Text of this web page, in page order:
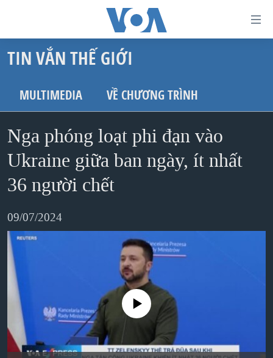
dẫn
truy
cập
dung
chính
Tới
hướng
chính
Đi
"Tìm"
TRANG CHỦ
VIỆT NAM
HOA KỲ
BIỂN ĐÔNG
THẾ GIỚI
BLOG
DIỄN ĐÀN
MỤC
TỰ DO BÁO CHÍ
NGƯỜI VIỆT HẢI NGOẠI
ĐỜI SỐNG
KINH TẾ
KHOA HỌC
CHUYÊN ĐỀ
CHIẾN TRANH THƯƠNG MẠI CỦA MỸ: QUÁ KHỨ VÀ HIỆN
HÀNH TRÌNH BẦU CỬ 2024
MỘT NĂM CHIẾN TRANH TẠI DẢI GAZA
GIẢI MÃ VÀNH ĐAI & CON ĐƯỜNG
HỌC TIẾNG ANH
VIDEO
NGHE
MẠNG XÃ HỘI
TIN VẮN THẾ GIỚI
MULTIMEDIA VỀ CHƯƠNG TRÌNH
Nga phóng loạt phi đạn vào
Ukraine giữa ban ngày, ít nhất
36 người chết
09/07/2024
No media source currently available